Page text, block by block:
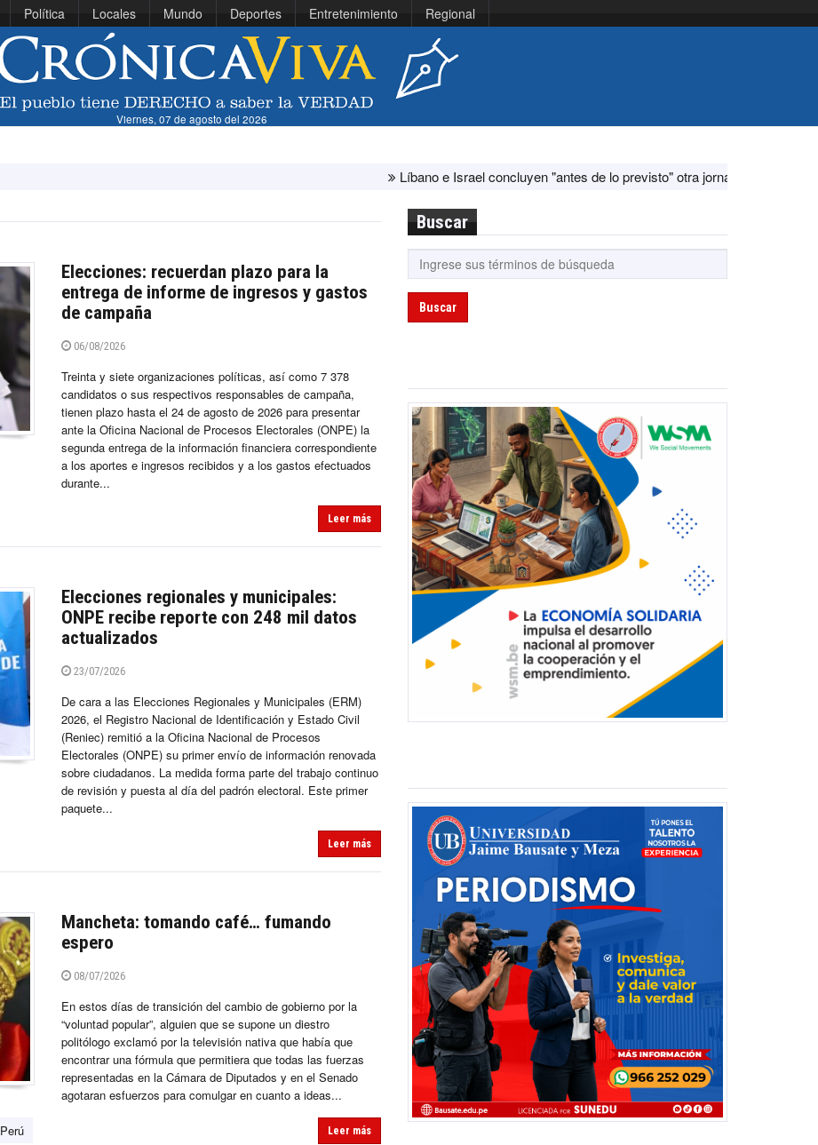
Política Locales Mundo Deportes Entretenimiento Regional
Viernes, 07 de agosto del 2026
Líbano e Israel concluyen "antes de lo previsto" otra jornada de diálogo por
Elecciones: recuerdan plazo para la
entrega de informe de ingresos y gastos
de campaña
06/08/2026
Treinta y siete organizaciones políticas, así como 7 378
candidatos o sus respectivos responsables de campaña,
tienen plazo hasta el 24 de agosto de 2026 para presentar
ante la Oficina Nacional de Procesos Electorales (ONPE) la
segunda entrega de la información financiera correspondiente
a los aportes e ingresos recibidos y a los gastos efectuados
durante...
Leer más
Elecciones regionales y municipales:
ONPE recibe reporte con 248 mil datos
actualizados
23/07/2026
De cara a las Elecciones Regionales y Municipales (ERM)
2026, el Registro Nacional de Identificación y Estado Civil
(Reniec) remitió a la Oficina Nacional de Procesos
Electorales (ONPE) su primer envío de información renovada
sobre ciudadanos. La medida forma parte del trabajo continuo
de revisión y puesta al día del padrón electoral. Este primer
paquete...
Leer más
Mancheta: tomando café… fumando
espero
08/07/2026
En estos días de transición del cambio de gobierno por la
“voluntad popular”, alguien que se supone un diestro
politólogo exclamó por la televisión nativa que había que
encontrar una fórmula que permitiera que todas las fuerzas
representadas en la Cámara de Diputados y en el Senado
agotaran esfuerzos para comulgar en cuanto a ideas...
Perú Leer más
Buscar
Buscar